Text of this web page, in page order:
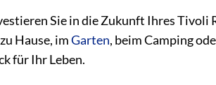
Sie in die Zukunft Ihres Tivoli
Hause, imGarten, beim Camping
für Ihr Leben.